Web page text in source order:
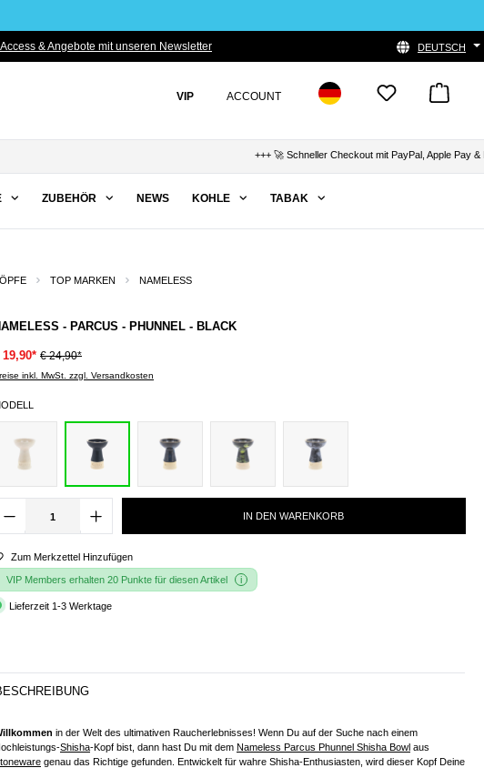
& Angebote mit unseren Newsletter DEUTSCH
VIP ACCOUNT
+++ 🚀 Schneller Checkout mit PayPal, Apple Pay &
ZUBEHÖR NEWS KOHLE TABAK
TOP MARKEN NAMELESS
- PARCUS - PHUNNEL - BLACK
19,90* € 24,90*
inkl. MwSt. zzgl. Versandkosten
IN DEN WARENKORB
Zum Merkzettel Hinzufügen
VIP Members erhalten 20 Punkte für diesen Artikel
Lieferzeit 1-3 Werktage
in der Welt des ultimativen Raucherlebnisses! Wenn Du auf der Suche nach einem
Shisha-Kopf bist, dann hast Du mit dem Nameless Parcus Phunnel Shisha Bowl aus
genau das Richtige gefunden. Entwickelt für wahre Shisha-Enthusiasten, wird dieser Kopf Deine